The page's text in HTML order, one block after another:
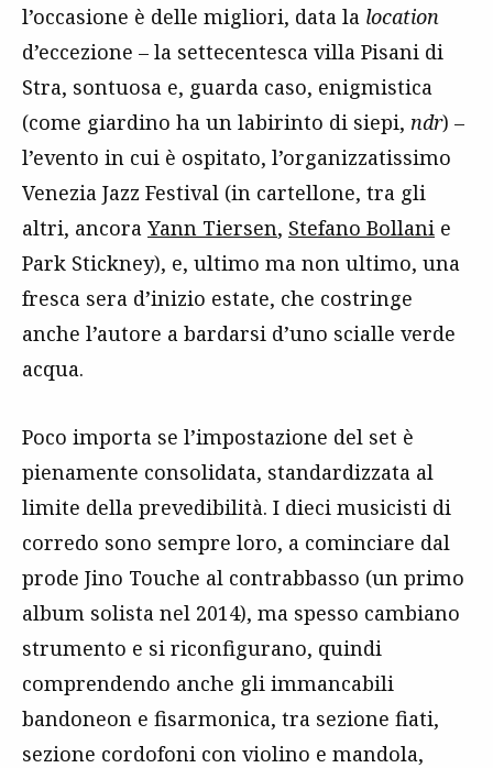
l’occasione è delle migliori, data la location
d’eccezione – la settecentesca villa Pisani di
Stra, sontuosa e, guarda caso, enigmistica
(come giardino ha un labirinto di siepi, ndr) –
l’evento in cui è ospitato, l’organizzatissimo
Venezia Jazz Festival (in cartellone, tra gli
altri, ancora Yann Tiersen, Stefano Bollani e
Park Stickney), e, ultimo ma non ultimo, una
fresca sera d’inizio estate, che costringe
anche l’autore a bardarsi d’uno scialle verde
acqua.
Poco importa se l’impostazione del set è
pienamente consolidata, standardizzata al
limite della prevedibilità. I dieci musicisti di
corredo sono sempre loro, a cominciare dal
prode Jino Touche al contrabbasso (un primo
album solista nel 2014), ma spesso cambiano
strumento e si riconfigurano, quindi
comprendendo anche gli immancabili
bandoneon e fisarmonica, tra sezione fiati,
sezione cordofoni con violino e mandola,